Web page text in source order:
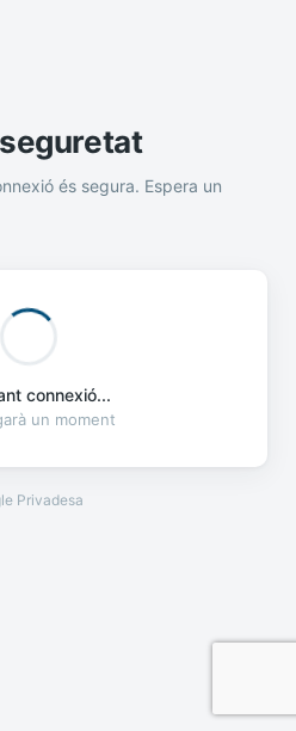
és segura. Espera un
connexió...
un moment
Privadesa